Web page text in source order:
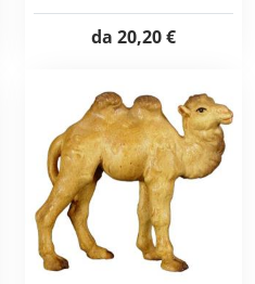
da 20,20 €